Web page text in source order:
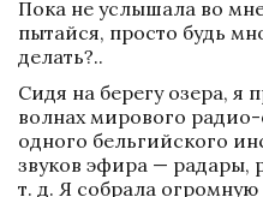
Пока не услышала во
пытайся, просто будь
делать?..
Сидя на берегу озера, я
волнах мирового
одного бельгийского
звуков эфира — радары,
т. д. Я собрала